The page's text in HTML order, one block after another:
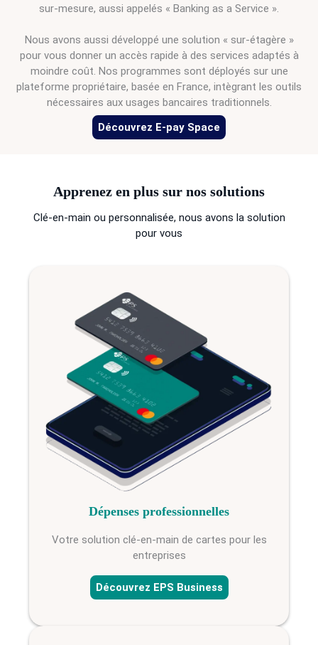
sur-mesure, aussi appelés « Banking as a Service ».
Nous avons aussi développé une solution « sur-étagère »
pour vous donner un accès rapide à des services adaptés à
moindre coût. Nos programmes sont déployés sur une
plateforme propriétaire, basée en France, intègrant les outils
nécessaires aux usages bancaires traditionnels.
Découvrez E-pay Space
Apprenez en plus sur nos solutions
Clé-en-main ou personnalisée, nous avons la solution
pour vous
Dépenses professionnelles
Votre solution clé-en-main de cartes pour les
entreprises
Découvrez EPS Business